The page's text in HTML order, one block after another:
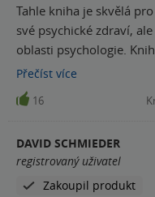
Tahle kniha je skvělá
své psychické zdraví,
oblasti psychologie.
Určitě s koupí této knihy
studentce psychologie,
Přečíst více
16
DAVID SCHMIEDER
registrovaný uživatel
Zakoupil produkt